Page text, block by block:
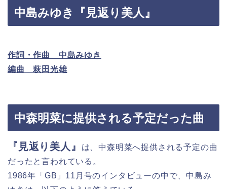
中島みゆき『見返り美人』
作詞・作曲 中島みゆき
編曲 萩田光雄
中森明菜に提供される予定だった曲
『見返り美人』
は、中森明菜へ提供される予定の曲
だったと言われている。
1986年「GB」11月号のインタビューの中で、中島み